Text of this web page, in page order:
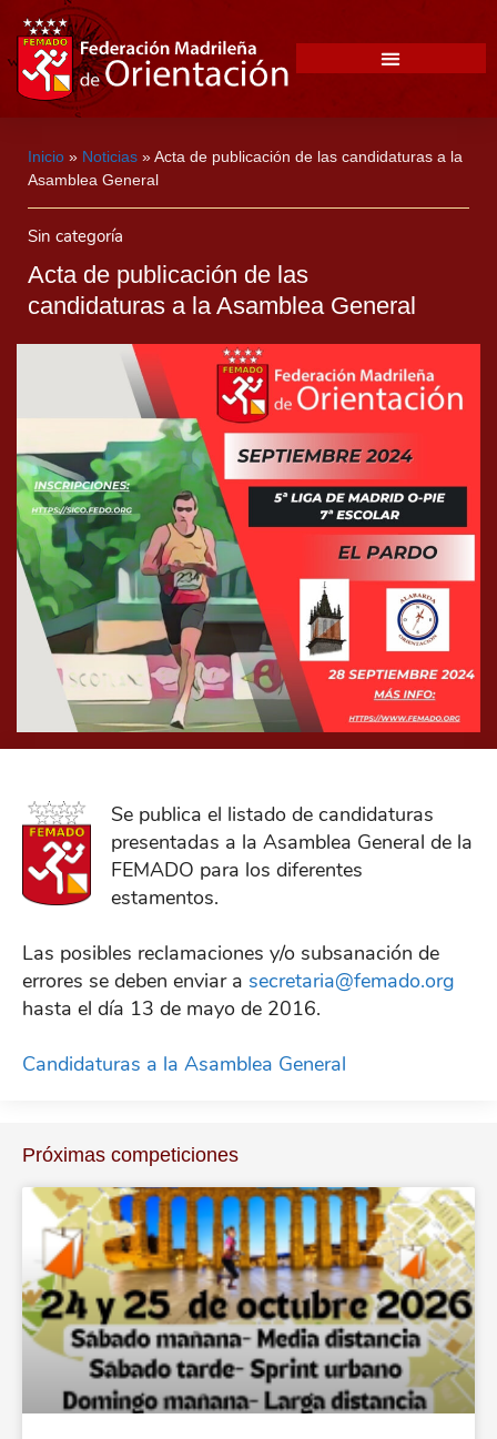
Inicio » Noticias »Acta de publicación de las candidaturas a la
Asamblea General
Sin categoría
Acta de publicación de las
candidaturas a la Asamblea General
Se publica el listado de candidaturas
presentadas a la Asamblea General de la
FEMADO para los diferentes
estamentos.
Las posibles reclamaciones y/o subsanación de
errores se deben enviar a secretaria@femado.org
hasta el día 13 de mayo de 2016.
Candidaturas a la Asamblea General
Próximas competiciones